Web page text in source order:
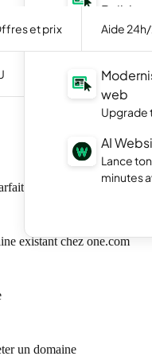
et prix Aide
Builder
Crée ton
web
Upgrade
AI
Lance
minutes
pour votre entreprise ou
existant chez one.com
un domaine